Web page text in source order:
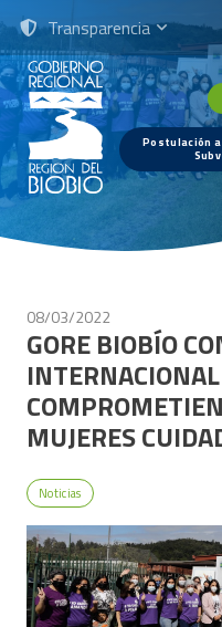
Transparencia
Postulación a
08/03/2022
GORE BIOBÍO
MUJERES
Noticias